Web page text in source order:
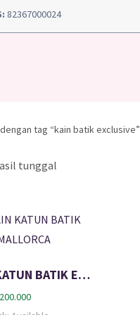
82367000024
tag “kain batik exclusive”
tunggal
BAHAN KAIN KATUN BATIK EMAS MALLORCA
200.000